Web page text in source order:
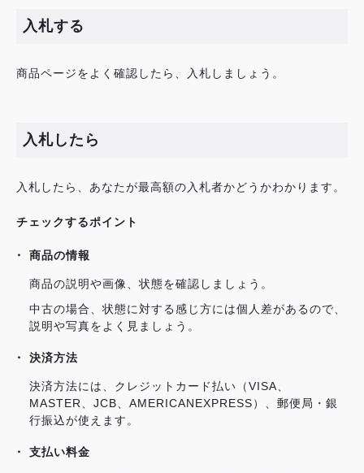
入札する
商品ページをよく確認したら、入札しましょう。
入札したら
入札したら、あなたが最高額の入札者かどうかわかります。
チェックするポイント
商品の情報
商品の説明や画像、状態を確認しましょう。
中古の場合、状態に対する感じ方には個人差があるので、
説明や写真をよく見ましょう。
決済方法
決済方法には、クレジットカード払い（VISA、
MASTER、JCB、AMERICANEXPRESS）、郵便局・銀
行振込が使えます。
支払い料金